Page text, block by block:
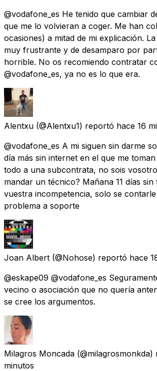
@vodafone_es He tenido que cambiar
que me lo volvieran a coger. Me han
ocasiones) a mitad de mi explicación.
muy frustrante y de desamparo por
horrible. No os recomiendo contratar
@vodafone_es, ya no es lo que era.
Alentxu (@Alentxu1) reportó hace 16
@vodafone_es A mi siguen sin darme
día más sin internet en el que me
todo a una subcontrata, no sois
mandar un técnico? Mañana 11 días
vuestra incompetencia, solo se
problema a soporte
Joan Albert (@Nohose) reportó hace
@eskape09 @vodafone_es
vecino o asociación que no quería
se cree los argumentos.
Milagros Moncada (@milagrosmonkda)
minutos